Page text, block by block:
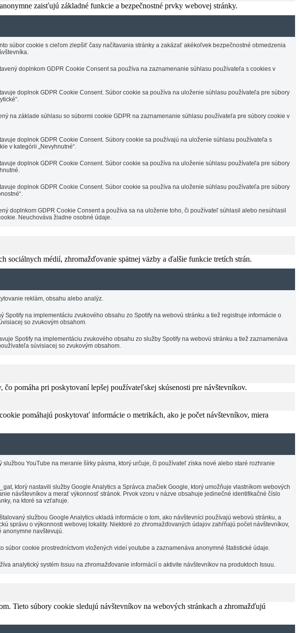
zaisťujú základné funkcie a bezpečnostné prvky webovej stránky.
súbor cookie s cieľom zlepšiť časy načítavania stránky a zakázať akékoľvek bezpečnostné obmedzenia
doplnkom GDPR Cookie Consent sa používa na zaznamenanie súhlasu používateľa s cookies v
doplnok GDPR Cookie Consent. Súbor cookie sa používa na uloženie súhlasu používateľa pre súbory
na základe súhlasu so súbormi cookie GDPR na zaznamenanie súhlasu používateľa pre súbory cookie v
doplnok GDPR Cookie Consent. Súbory cookie sa používajú na uloženie súhlasu používateľa s
v kategórii „Nevyhnutné“.
doplnok GDPR Cookie Consent. Súbor cookie sa používa na uloženie súhlasu používateľa pre súbory
doplnok GDPR Cookie Consent. Súbor cookie sa používa na uloženie súhlasu používateľa pre súbory
doplnkom GDPR Cookie Consent a používa sa na uloženie toho, či používateľ súhlasil alebo nesúhlasil
Neuchováva žiadne osobné údaje.
médií, zhromažďovanie spätnej väzby a ďalšie funkcie tretích strán.
reklám, obsahu alebo analýz.
Spotify na implementáciu zvukového obsahu zo Spotify na webovú stránku a tiež registruje informácie o
so zvukovým obsahom.
Spotify na implementáciu zvukového obsahu zo služby Spotify na webovú stránku a tiež zaznamenáva
súvisiacej so zvukovým obsahom.
pomáha pri poskytovaní lepšej používateľskej skúsenosti pre návštevníkov.
pomáhajú poskytovať informácie o metrikách, ako je počet návštevníkov, miera
službou YouTube na meranie šírky pásma, ktorý určuje, či používateľ získa nové alebo staré rozhranie
ktorý nastavili služby Google Analytics a Správca značiek Google, ktorý umožňuje vlastníkom webových
návštevníkov a merať výkonnosť stránok. Prvok vzoru v názve obsahuje jedinečné identifikačné číslo
na ktoré sa vzťahuje.
službou Google Analytics ukladá informácie o tom, ako návštevníci používajú webovú stránku, a
správu o výkonnosti webovej lokality. Niektoré zo zhromažďovaných údajov zahŕňajú počet návštevníkov,
anonymne navštevujú.
súbor cookie prostredníctvom vložených videí youtube a zaznamenáva anonymné štatistické údaje.
analytický systém Issuu na zhromažďovanie informácií o aktivite návštevníkov na produktoch Issuu.
Tieto súbory cookie sledujú návštevníkov na webových stránkach a zhromažďujú